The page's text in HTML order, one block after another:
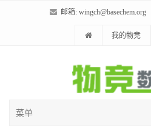
邮箱: wingch@basechem.org
我的物竞
菜单